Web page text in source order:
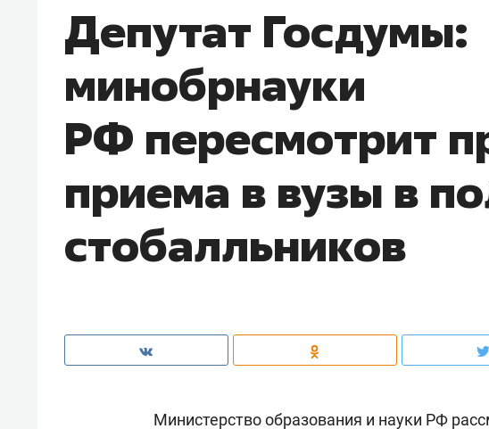
Депутат Госдумы:
минобрнауки
РФ пересмотрит
приема в вузы в
стобалльников
Министерство образования и науки РФ